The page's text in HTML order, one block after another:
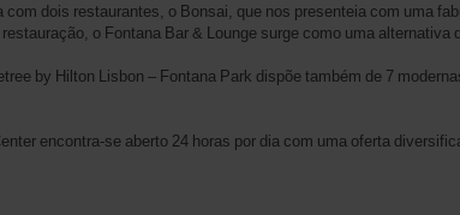
dois restaurantes, o Bonsai, que nos presenteia com uma
o Fontana Bar & Lounge surge como uma
by Hilton Lisbon – Fontana Park dispõe também de 7
encontra-se aberto 24 horas por dia com uma oferta